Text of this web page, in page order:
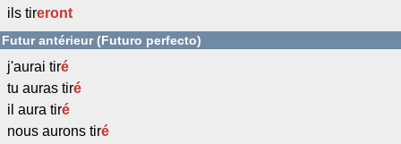
ils tireront
Futur antérieur (Futuro perfecto)
j'aurai tiré
tu auras tiré
il aura tiré
nous aurons tiré